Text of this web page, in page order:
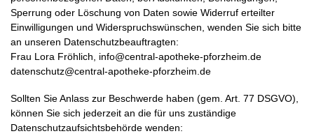
Sperrung oder Löschung von Daten sowie Widerruf erteilter
Einwilligungen und Widerspruchswünschen, wenden Sie sich bitte
an unseren Datenschutzbeauftragten:
Frau Lora Fröhlich, info@central-apotheke-pforzheim.de
datenschutz@central-apotheke-pforzheim.de
Sollten Sie Anlass zur Beschwerde haben (gem. Art. 77 DSGVO),
können Sie sich jederzeit an die für uns zuständige
Datenschutzaufsichtsbehörde wenden: